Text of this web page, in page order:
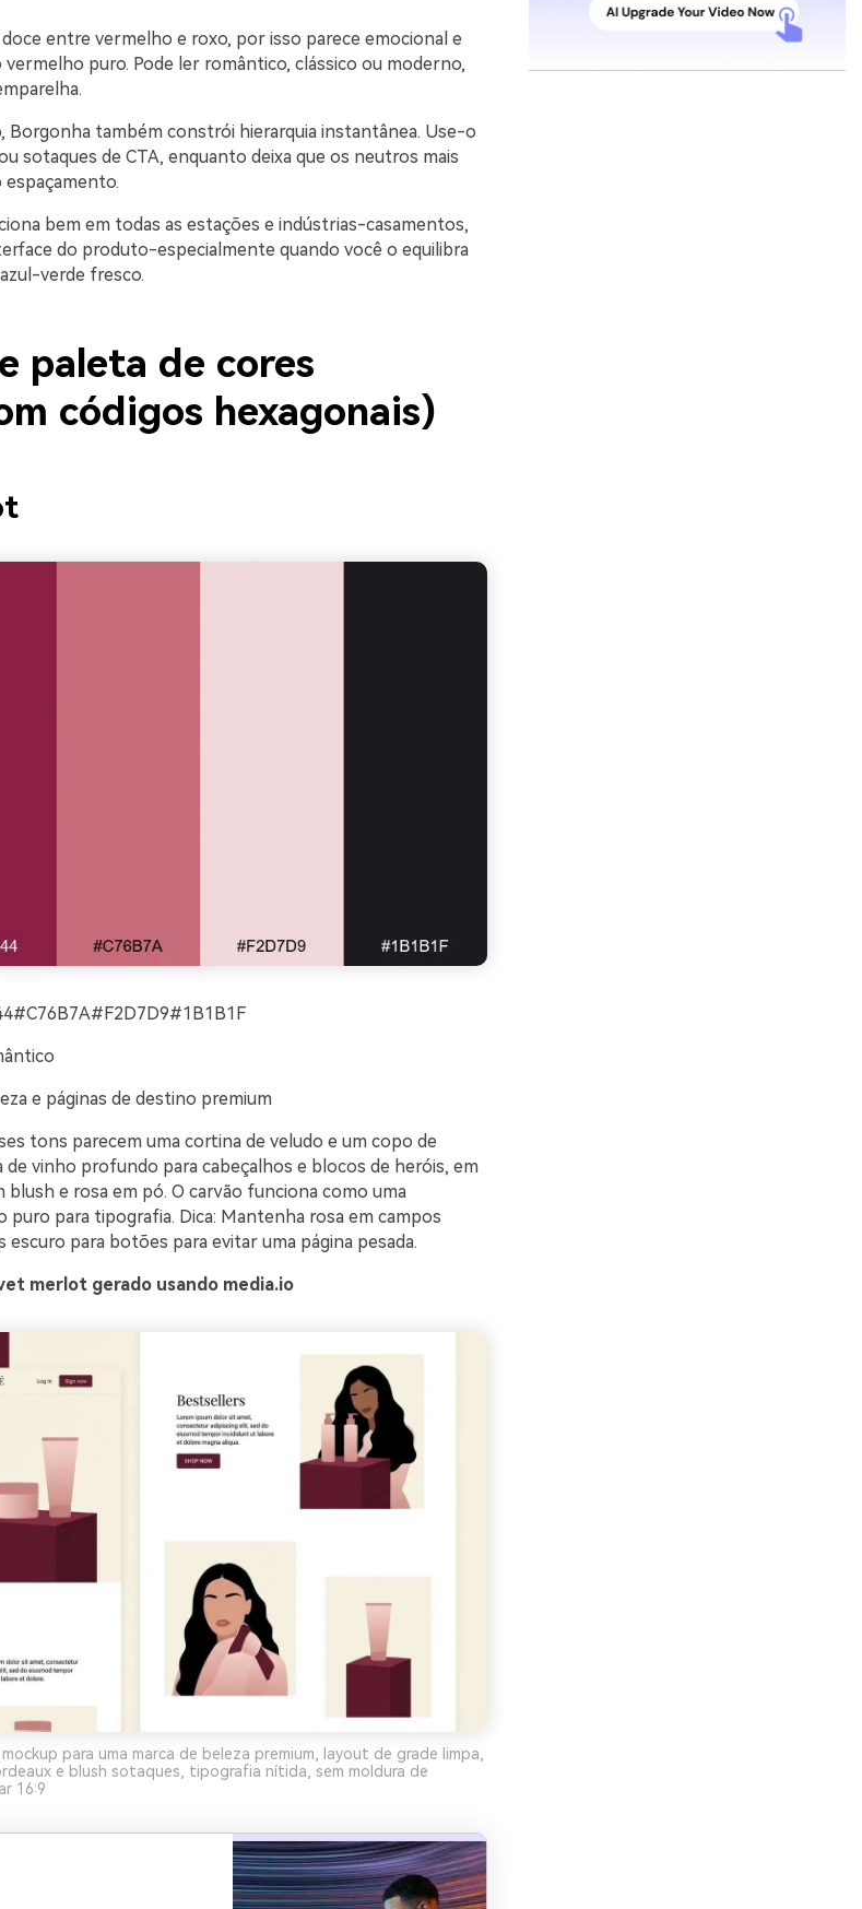
entre vermelho e roxo, por isso parece emocional e
vermelho puro. Pode ler romântico, clássico ou moderno,
Borgonha também constrói hierarquia instantânea. Use-o
sotaques de CTA, enquanto deixa que os neutros mais
bem em todas as estações e indústrias-casamentos,
do produto-especialmente quando você o equilibra
verde fresco.
paleta de cores
códigos hexagonais)
e páginas de destino premium
tons parecem uma cortina de veludo e um copo de
vinho profundo para cabeçalhos e blocos de heróis, em
blush e rosa em pó. O carvão funciona como uma
para tipografia. Dica: Mantenha rosa em campos
escuro para botões para evitar uma página pesada.
merlot gerado usando media.io
para uma marca de beleza premium, layout de grade limpa,
e blush sotaques, tipografia nítida, sem moldura de
16:9